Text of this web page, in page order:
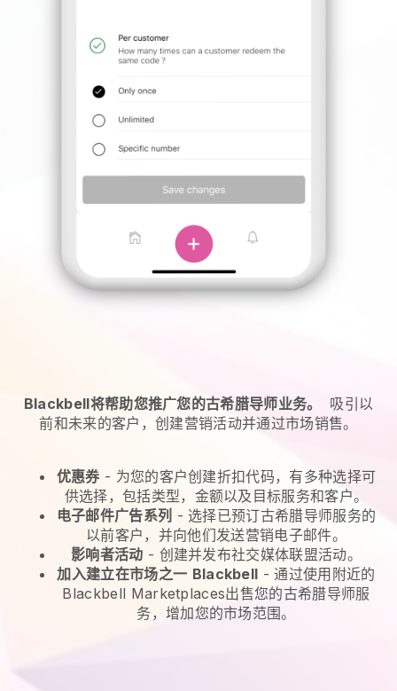
Blackbell将帮助您推广您的古希腊导师业务。
吸引以
前和未来的客户，创建营销活动并通过市场销售。
优惠券- 为您的客户创建折扣代码，有多种选择可
供选择，包括类型，金额以及目标服务和客户。
电子邮件广告系列 - 选择已预订古希腊导师服务的
以前客户，并向他们发送营销电子邮件。
影响者活动 - 创建并发布社交媒体联盟活动。
加入建立在市场之一 Blackbell -通过使用附近的
Blackbell Marketplaces出售您的古希腊导师服
务，增加您的市场范围。